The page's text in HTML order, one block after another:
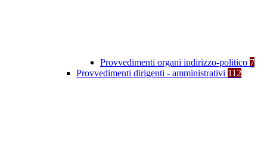
Provvedimenti organi indirizzo-politico 7
Provvedimenti dirigenti - amministrativi 112